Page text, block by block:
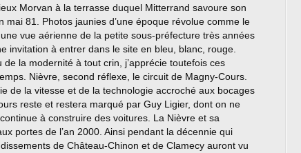
Morvan à la terrasse duquel Mitterrand savoure son
mai 81. Photos jaunies d’une époque révolue comme le
vue aérienne de la petite sous-préfecture très années
invitation à entrer dans le site en bleu, blanc, rouge.
la modernité à tout crin, j’apprécie toutefois ces
Nièvre, second réflexe, le circuit de Magny-Cours.
de la vitesse et de la technologie accroché aux bocages
reste et restera marqué par Guy Ligier, dont on ne
à construire des voitures. La Nièvre et sa
portes de l’an 2000. Ainsi pendant la décennie qui
de Château-Chinon et de Clamecy auront vu